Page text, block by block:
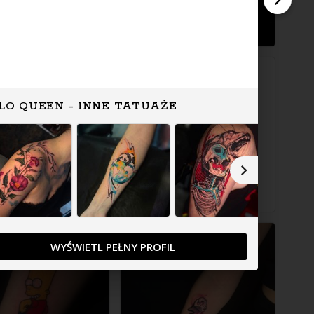
QUEEN - INNE TATUAŻE
WYŚWIETL PEŁNY PROFIL